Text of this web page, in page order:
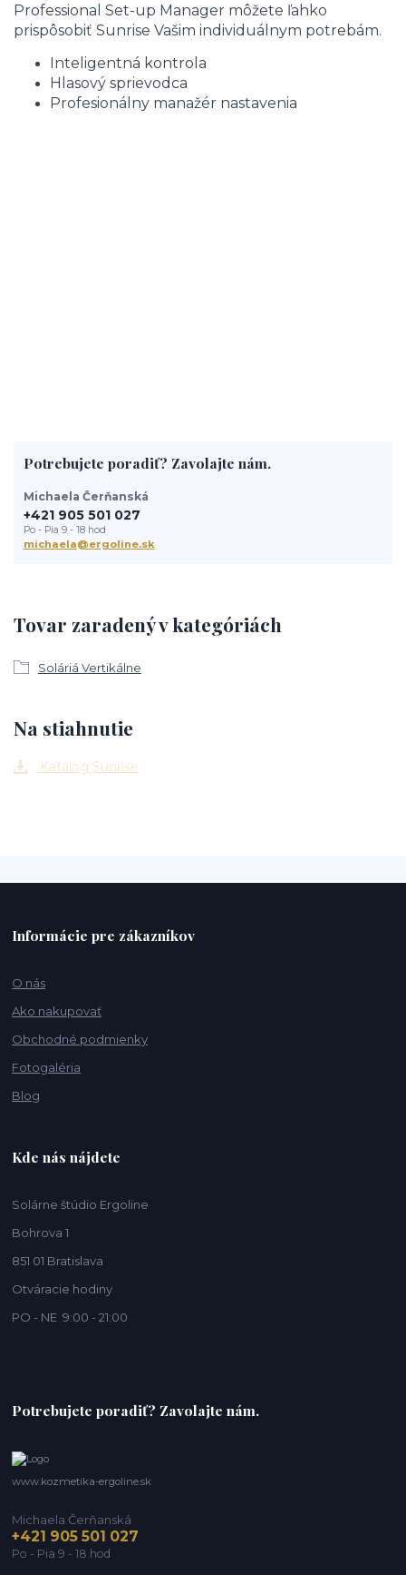
Professional Set-up Manager môžete ľahko
prispôsobiť Sunrise Vašim individuálnym potrebám.
Inteligentná kontrola
Hlasový sprievodca
Profesionálny manažér nastavenia
Tovar zaradený v kategóriách
Soláriá Vertikálne
Potrebujete poradiť? Zavolajte nám.
Michaela Čerňanská
+421 905 501 027
Po - Pia 9 - 18 hod
michaela@ergoline.sk
Na stiahnutie
Katalóg Sunrise
Informácie pre zákazníkov
O nás
Ako nakupovať
Obchodné podmienky
Fotogaléria
Blog
Kde nás nájdete
Solárne štúdio Ergoline
Bohrova 1
851 01 Bratislava
Otváracie hodiny
PO - NE 9:00 - 21:00
Potrebujete poradiť? Zavolajte nám.
www.kozmetika-ergoline.sk
Michaela Čerňanská
+421 905 501 027
Po - Pia 9 - 18 hod